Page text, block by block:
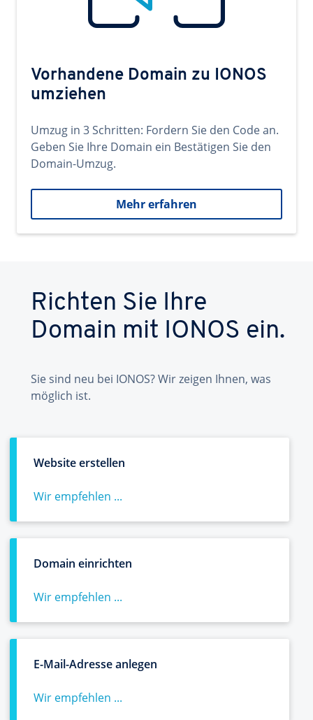
Vorhandene Domain zu IONOS
umziehen
Umzug in 3 Schritten: Fordern Sie den Code an.
Geben Sie Ihre Domain ein Bestätigen Sie den
Domain-Umzug.
Mehr erfahren
Richten Sie Ihre
Domain mit IONOS ein.
Sie sind neu bei IONOS? Wir zeigen Ihnen, was
möglich ist.
Website erstellen
Wir empfehlen ...
Domain einrichten
Wir empfehlen ...
E-Mail-Adresse anlegen
Wir empfehlen ...